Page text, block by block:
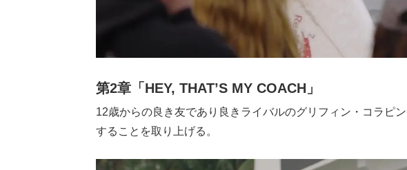
第2章「HEY, THAT’S MY COACH」
12歳からの良き友であり良きライバルのグリフィン・コラピ
することを取り上げる。